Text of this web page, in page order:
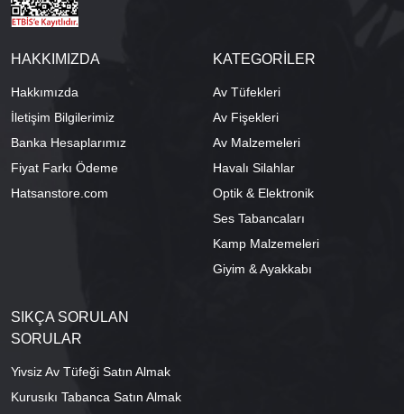
HAKKIMIZDA
Hakkımızda
İletişim Bilgilerimiz
Banka Hesaplarımız
Fiyat Farkı Ödeme
Hatsanstore.com
KATEGORİLER
Av Tüfekleri
Av Fişekleri
Av Malzemeleri
Havalı Silahlar
Optik & Elektronik
Ses Tabancaları
Kamp Malzemeleri
Giyim & Ayakkabı
SIKÇA SORULAN
SORULAR
Yivsiz Av Tüfeği Satın Almak
Kurusıkı Tabanca Satın Almak